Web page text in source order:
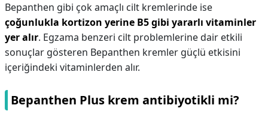
Bepanthen gibi çok amaçlı cilt kremlerinde ise
çoğunlukla kortizon yerine B5 gibi yararlı vitaminler
yer alır. Egzama benzeri cilt problemlerine dair etkili
sonuçlar gösteren Bepanthen kremler güçlü etkisini
içeriğindeki vitaminlerden alır.
Bepanthen Plus krem antibiyotikli mi?